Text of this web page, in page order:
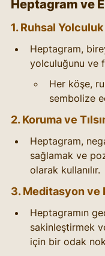
Heptagram ve
1. Ruhsal Yolculuk
Heptagram,
yolculuğunu ve
Her köşe,
sembolize
2. Koruma ve
Heptagram,
sağlamak ve
olarak kullanılır.
3. Meditasyon ve
Heptagramın
sakinleştirmek
için bir odak